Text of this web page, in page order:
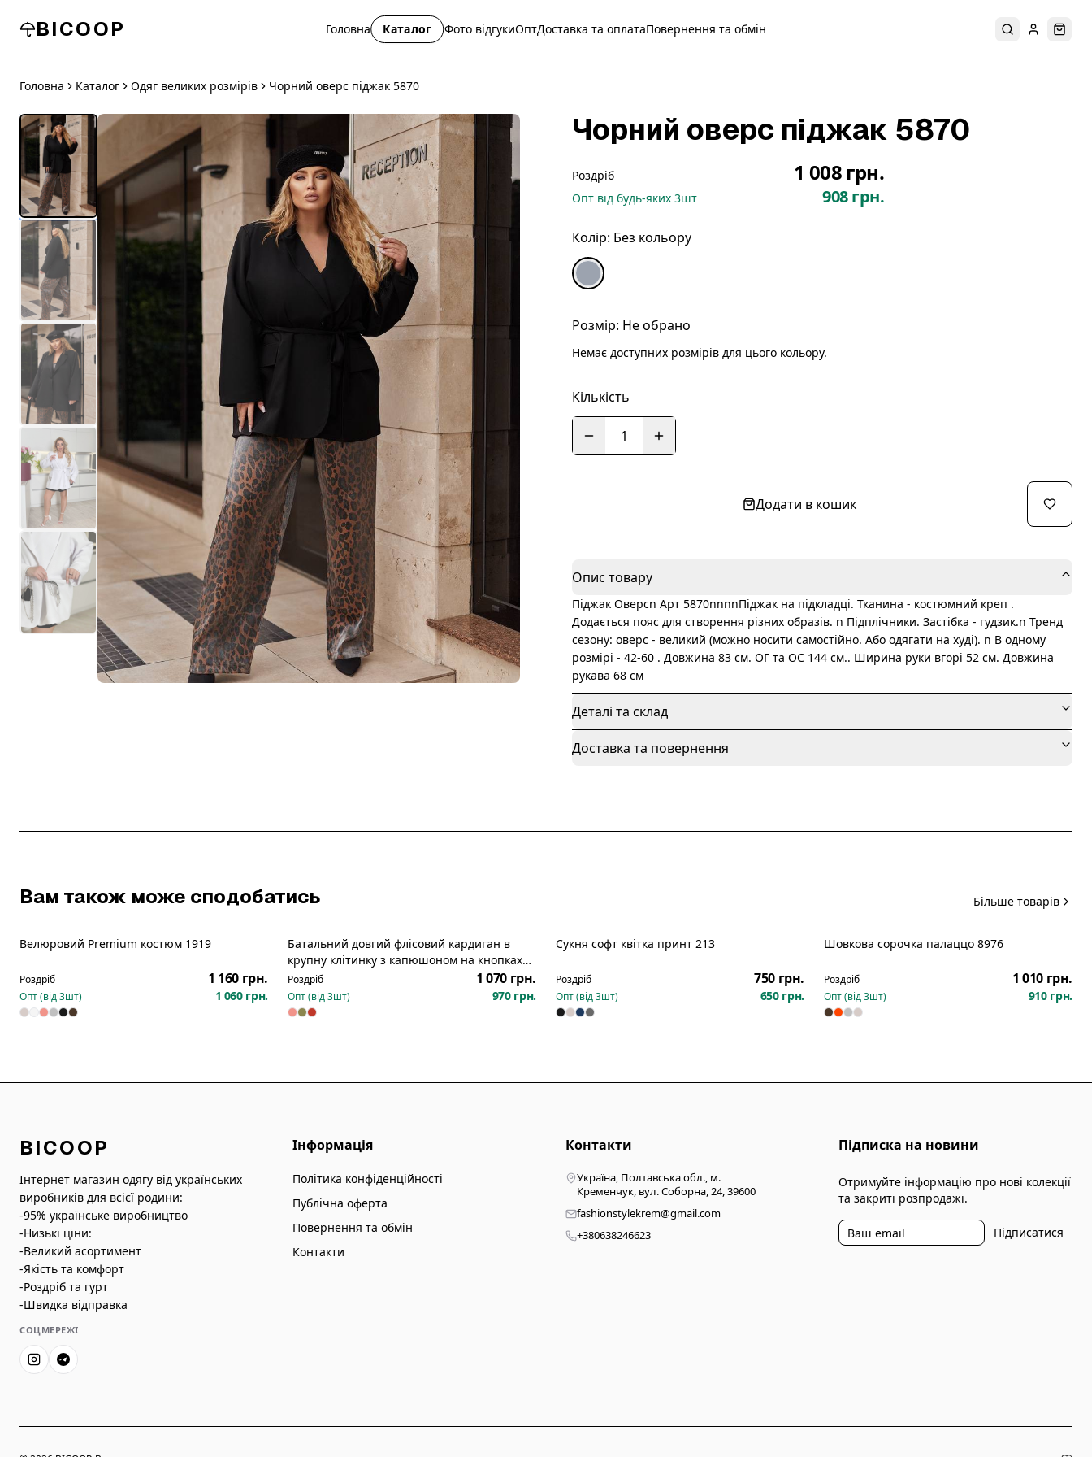
BICOOP Головна Каталог Фото відгукиОптДоставка та оплатаПовернення та обмін ПошукУвійти
Головна Каталог Одяг великих розмірів Чорний оверс піджак 5870
Чорний оверс піджак 5870
Роздріб 1 008 грн.
Опт від будь-яких 3шт 908 грн.
Колір: Без кольору
Розмір: Не обрано
Немає доступних розмірів для цього кольору.
Кількість
1
Додати в кошик
Опис товару
Піджак Оверсn Арт 5870nnnnПіджак на підкладці. Тканина - костюмний креп .
Додається пояс для створення різних образів. n Підплічники. Застібка - гудзик.n Тренд
сезону: оверс - великий (можно носити самостійно. Або одягати на худі). n В одному
розмірі - 42-60 . Довжина 83 см. ОГ та ОС 144 см.. Ширина руки вгорі 52 см. Довжина
рукава 68 см
Деталі та склад
Доставка та повернення
Вам також може сподобатись Більше товарів
Велюровий Premium костюм 1919
Роздріб 1 160 грн.
Опт (від3шт) 1 060 грн.
Батальний довгий флісовий кардиган в
крупну клітинку з капюшоном на кнопках
1211
Роздріб 1 070 грн.
Опт (від3шт) 970 грн.
Новинка
Сукня софт квітка принт 213
Роздріб 750 грн.
Опт (від3шт) 650 грн.
Шовкова сорочка палаццо 8976
Роздріб 1 010 грн.
Опт (від3шт) 910 грн.
BICOOP
Інтернет магазин одягу від українських
виробників для всієї родини:
-95% українське виробництво
-Низькі ціни:
-Великий асортимент
-Якість та комфорт
-Роздріб та гурт
-Швидка відправка
СОЦМЕРЕЖІ
Інформація
Політика конфіденційності
Публічна оферта
Повернення та обмін
Контакти
Контакти
Україна, Полтавська обл., м.
Кременчук, вул. Соборна, 24, 39600
fashionstylekrem@gmail.com
+380638246623
Підписка на новини
Отримуйте інформацію про нові колекції
та закриті розпродажі.
Підписатися